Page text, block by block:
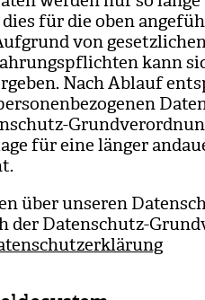
für die oben
von
kann
Nach Ablauf
für eine län­ger
über unse­ren
der Daten­schutz-